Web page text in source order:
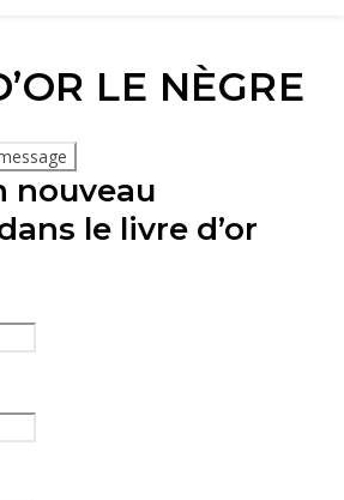
LE NÈGRE
nouveau
le livre d’or